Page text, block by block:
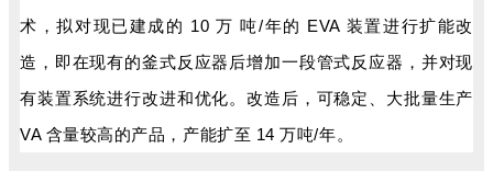
术，拟对现已建成的 10 万 吨/年的 EVA 装置进行扩能改
造，即在现有的釜式反应器后增加一段管式反应器，并对现
有装置系统进行改进和优化。改造后，可稳定、大批量生产
VA 含量较高的产品，产能扩至 14 万吨/年。